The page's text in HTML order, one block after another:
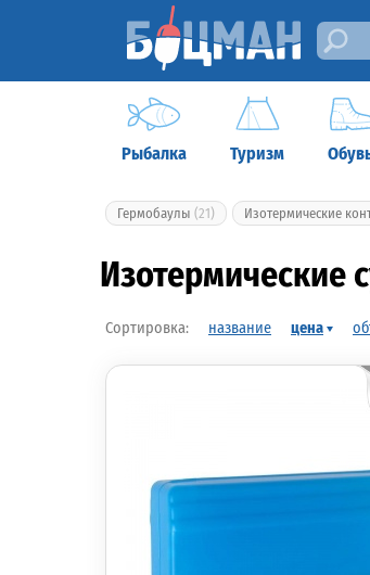
Рыбалка Туризм
Гермобаулы (21) Изотермические
Изотермические
название цена